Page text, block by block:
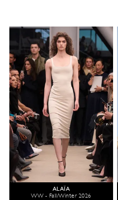
ALAÏA
WW - Fall/Winter 2026